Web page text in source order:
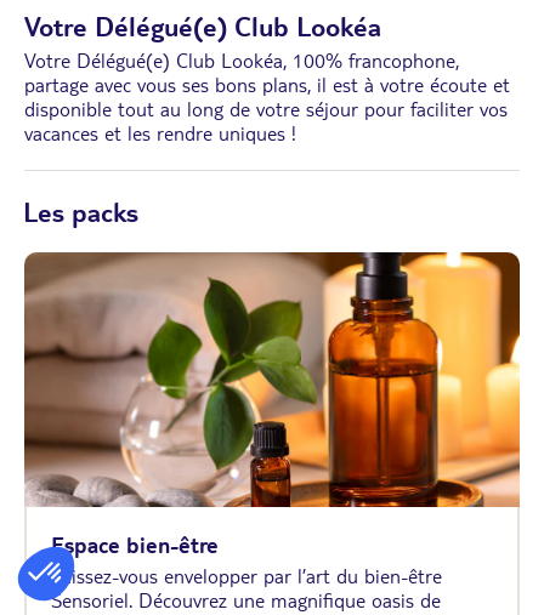
Votre Délégué(e) Club Lookéa
Votre Délégué(e) Club Lookéa, 100% francophone,
partage avec vous ses bons plans, il est à votre écoute et
disponible tout au long de votre séjour pour faciliter vos
vacances et les rendre uniques !
Les packs
Espace bien-être
Laissez-vous envelopper par l’art du bien-être
Sensoriel. Découvrez une magnifique oasis de